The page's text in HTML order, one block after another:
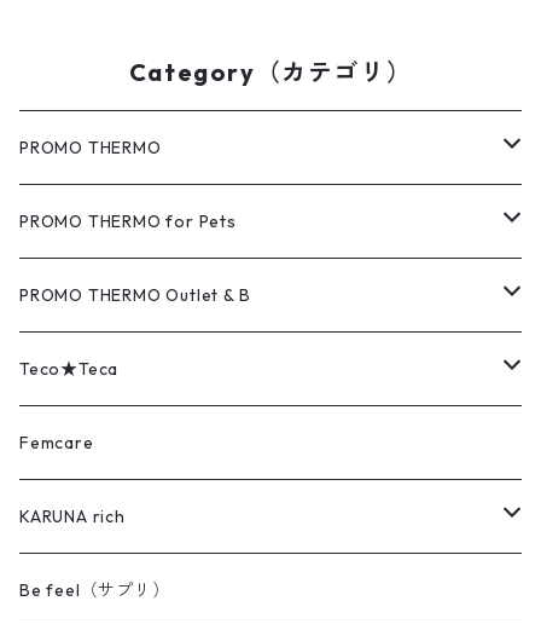
Category（カテゴリ）
PROMO THERMO
MAT（マット）
COVER（カバー）
PAD（パッド）
EYE's（アイズ）
FEET's（フィーツ）
AQUA（アクア）
PROMO THERMO for Pets
MAT（マット）
COVER（カバー）
PAD（パッド）
BACK's（バックス）
DENT'z（デンツ）
PROMO THERMO Outlet & B
Outlet（アウトレット品）
B（難あり品）
Teco★Teca
MAT（マット）
COVER（カバー）
BACK's（バックス）
Femcare
KARUNA rich
KARUNA rich ヘアケア
Be feel（サプリ）